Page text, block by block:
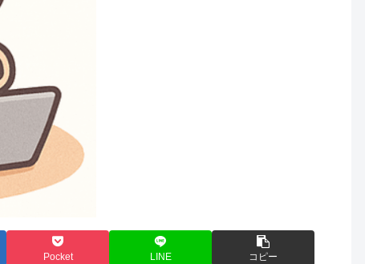
Pocket LINE コピー